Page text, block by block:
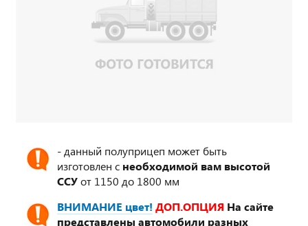
- данный полуприцеп может быть
изготовлен с необходимой вам высотой
ССУот 1150 до 1800 мм
ВНИМАНИЕ цвет! ДОП.ОПЦИЯ На сайте
представлены автомобили разных